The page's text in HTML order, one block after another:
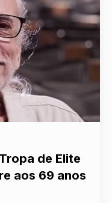
de Elite
aos 69 anos